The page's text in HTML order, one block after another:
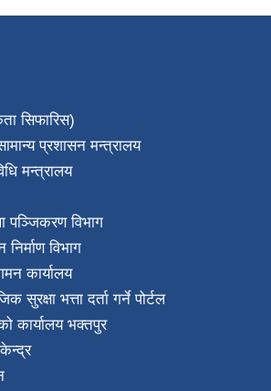
सिफारिस)
प्रशासन मन्त्रालय
मन्त्रालय
पञ्जिकरण विभाग
विभाग
कार्यालय
सुरक्षा भत्ता दर्ता गर्ने पोर्टल
कार्यालय भक्तपुर